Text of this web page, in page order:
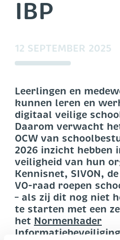
IBP
12 SEPTEMBER 2025
Leerlingen en
kunnen leren en
digitaal veilige
Daarom verwacht
OCW van
2026 inzicht hebben
veiligheid van hun
Kennisnet, SIVON,
VO-raad roepen
– als zij dit nog niet
te starten met een
het Normenkader